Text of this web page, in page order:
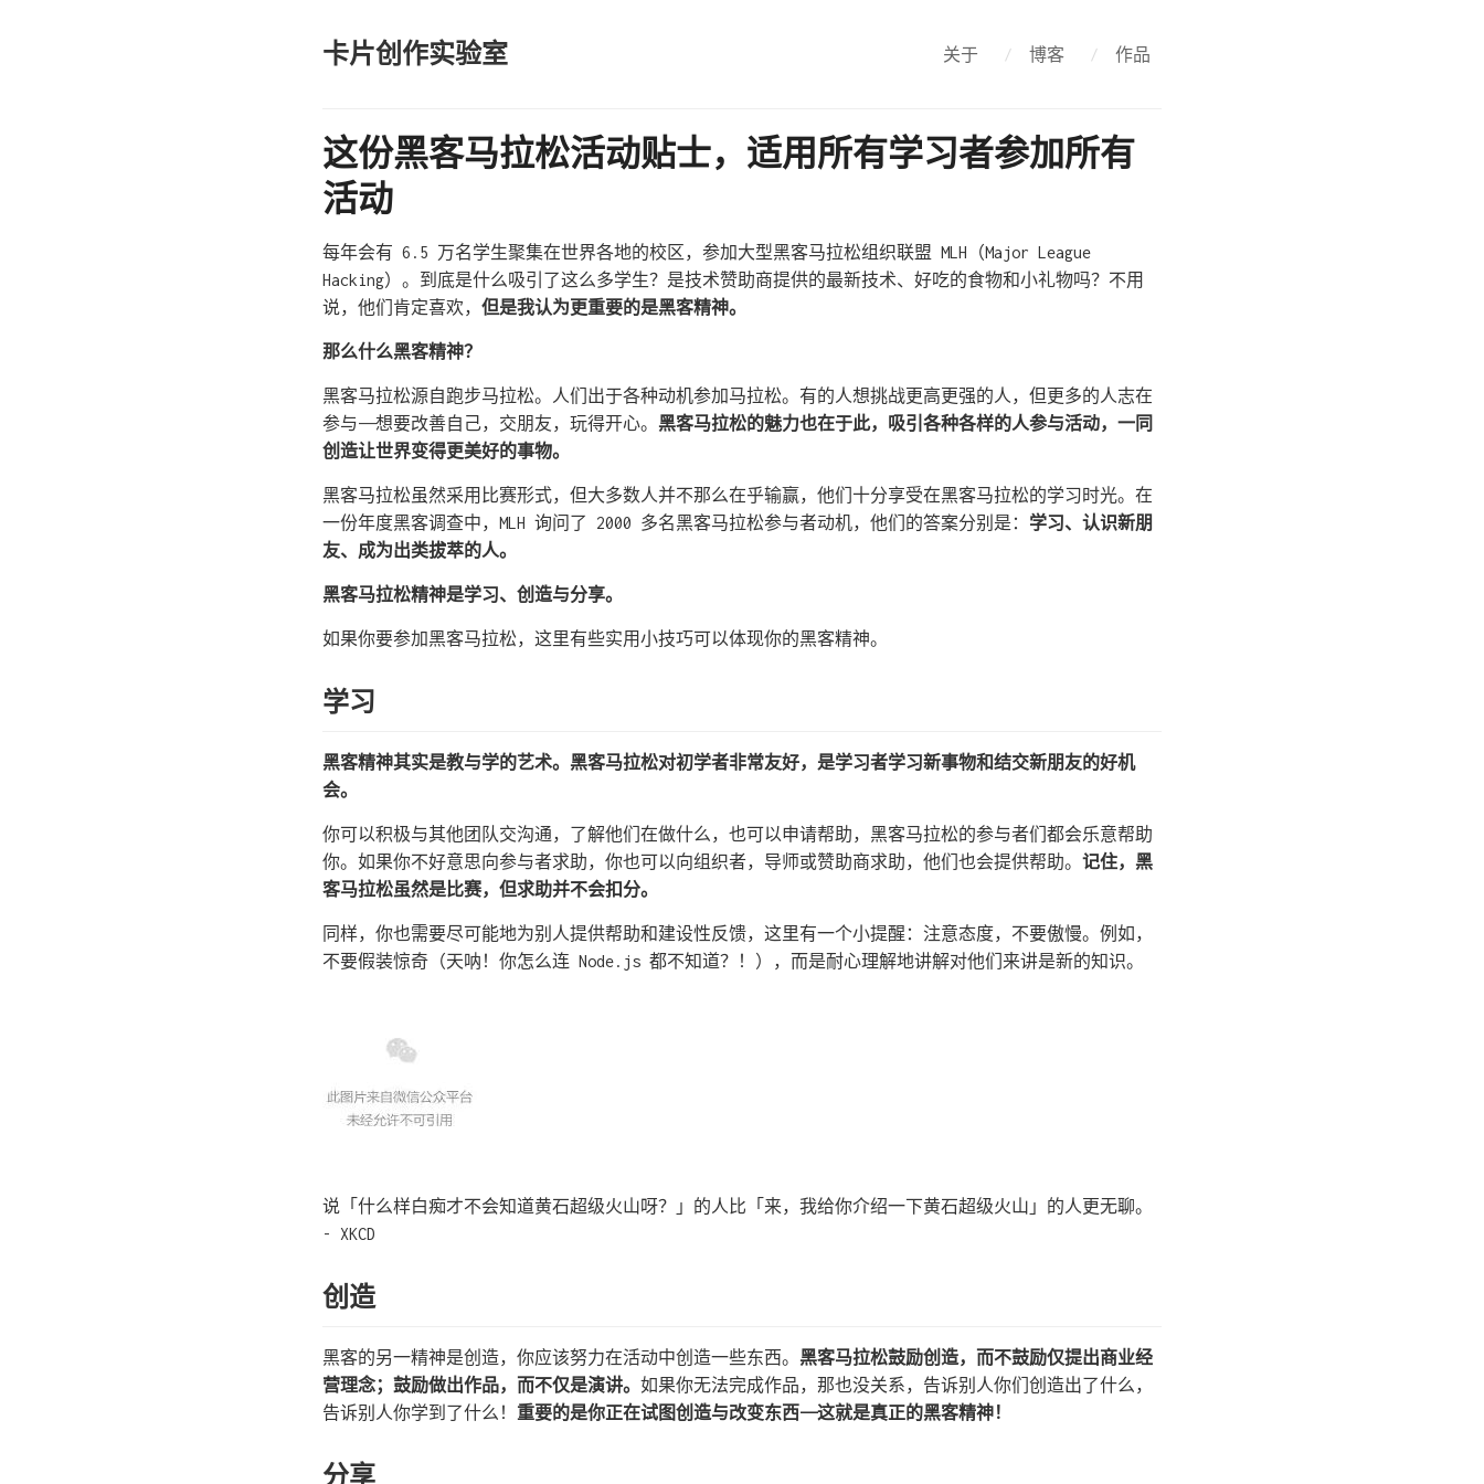
卡片创作实验室 关于 / 博客 / 作品
这份黑客马拉松活动贴士，适用所有学习者参加所有
活动
每年会有 6.5 万名学生聚集在世界各地的校区，参加大型黑客马拉松组织联盟 MLH（Major League
Hacking）。到底是什么吸引了这么多学生？是技术赞助商提供的最新技术、好吃的食物和小礼物吗？不用
说，他们肯定喜欢， 但是我认为更重要的是黑客精神。
那么什么黑客精神？
黑客马拉松源自跑步马拉松。人们出于各种动机参加马拉松。有的人想挑战更高更强的人，但更多的人志在
参与——想要改善自己，交朋友，玩得开心。 黑客马拉松的魅力也在于此，吸引各种各样的人参与活动，一同
创造让世界变得更美好的事物。
黑客马拉松虽然采用比赛形式，但大多数人并不那么在乎输赢，他们十分享受在黑客马拉松的学习时光。在
一份年度黑客调查中，MLH 询问了 2000 多名黑客马拉松参与者动机，他们的答案分别是： 学习、认识新朋
友、成为出类拔萃的人。
黑客马拉松精神是学习、创造与分享。
如果你要参加黑客马拉松，这里有些实用小技巧可以体现你的黑客精神。
学习
黑客精神其实是教与学的艺术。黑客马拉松对初学者非常友好，是学习者学习新事物和结交新朋友的好机
会。
你可以积极与其他团队交沟通，了解他们在做什么，也可以申请帮助，黑客马拉松的参与者们都会乐意帮助
你。如果你不好意思向参与者求助，你也可以向组织者，导师或赞助商求助，他们也会提供帮助。 记住，黑
客马拉松虽然是比赛，但求助并不会扣分。
同样，你也需要尽可能地为别人提供帮助和建设性反馈，这里有一个小提醒：注意态度，不要傲慢。例如，
不要假装惊奇（天呐！你怎么连 Node.js 都不知道？！），而是耐心理解地讲解对他们来讲是新的知识。
说「什么样白痴才不会知道黄石超级火山呀？」的人比「来，我给你介绍一下黄石超级火山」的人更无聊。
- XKCD
创造
黑客的另一精神是创造，你应该努力在活动中创造一些东西。 黑客马拉松鼓励创造，而不鼓励仅提出商业经
营理念；鼓励做出作品，而不仅是演讲。 如果你无法完成作品，那也没关系，告诉别人你们创造出了什么，
告诉别人你学到了什么！ 重要的是你正在试图创造与改变东西——这就是真正的黑客精神！
分享